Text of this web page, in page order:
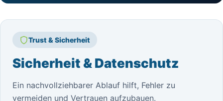
Trust & Sicherheit
Sicherheit & Datenschutz
Ein nachvollziehbarer Ablauf hilft, Fehler zu
vermeiden und Vertrauen aufzubauen.